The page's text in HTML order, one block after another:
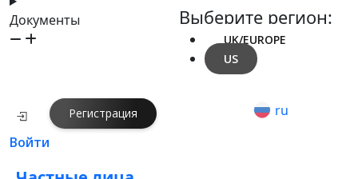
Документы Выберите регион:
UK/EUROPE
US
Войти
Регистрация ru